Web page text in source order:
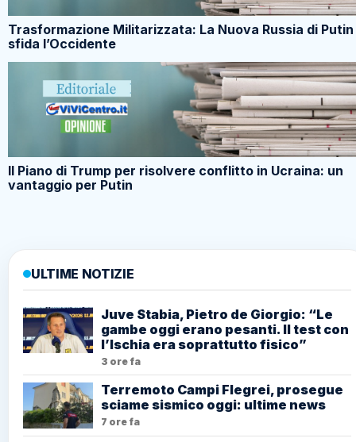
Trasformazione Militarizzata: La Nuova Russia di Putin
sfida l’Occidente
Il Piano di Trump per risolvere conflitto in Ucraina: un
vantaggio per Putin
ULTIME NOTIZIE
Juve Stabia, Pietro de Giorgio: “Le
gambe oggi erano pesanti. Il test con
l’Ischia era soprattutto fisico”
3 ore fa
Terremoto Campi Flegrei, prosegue
sciame sismico oggi: ultime news
7 ore fa